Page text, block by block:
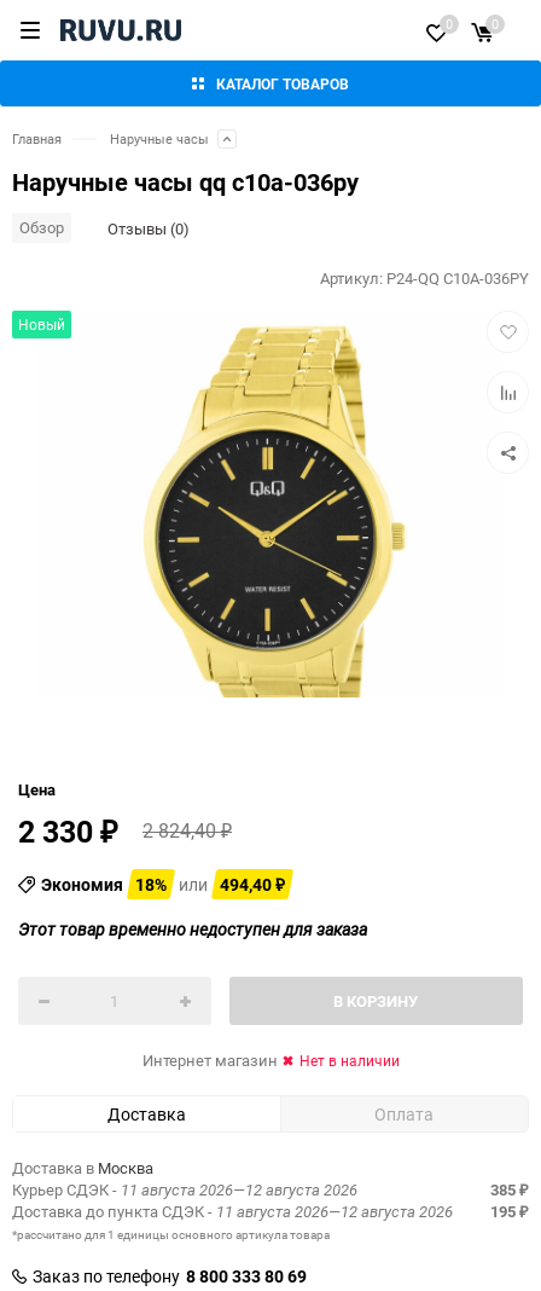
КАТАЛОГ ТОВАРОВ
0 0
Главная Наручные часы
Наручные часы qq c10a-036py
Обзор Отзывы (0)
Новый
Артикул: P24-QQ C10A-036PY
Цена
2 330 ₽ 2 824,40₽
Экономия 18% или 494,40 ₽
Этот товар временно недоступен для заказа
В КОРЗИНУ
Интернет магазин Нет в наличии
Доставка Оплата
Доставка в Москва
Курьер СДЭК- 11 августа 2026—12 августа 2026 385 ₽
Доставка до пункта СДЭК- 11 августа 2026—12 августа 2026 195 ₽
*рассчитано для 1 единицы основного артикула товара
Заказ по телефону 8 800 333 80 69